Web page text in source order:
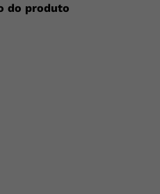
do produto